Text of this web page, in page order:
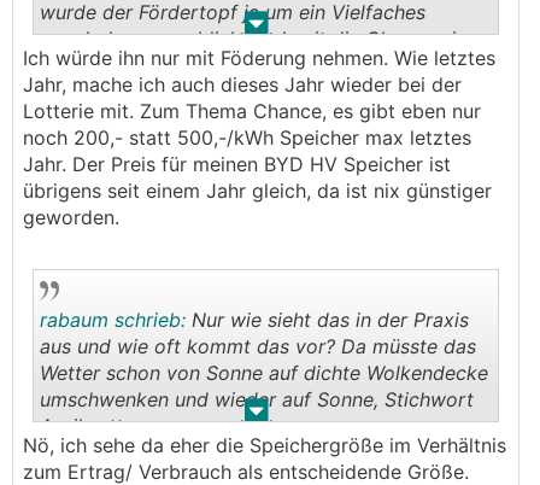
. .
wurde der Fördertopf ja um ein Vielfaches
angehoben, angeblich ist damit die Chance eine
Speicher-Förderung zu bekommen viel größer.
Ich würde ihn nur mit Föderung nehmen. Wie letztes
Jahr, mache ich auch dieses Jahr wieder bei der
Lotterie mit. Zum Thema Chance, es gibt eben nur
noch 200,- statt 500,-/kWh Speicher max letztes
Jahr. Der Preis für meinen BYD HV Speicher ist
übrigens seit einem Jahr gleich, da ist nix günstiger
geworden.
. .
rabaum schrieb: Nur wie sieht das in der Praxis
aus und wie oft kommt das vor? Da müsste das
Wetter schon von Sonne auf dichte Wolkendecke
umschwenken und wieder auf Sonne, Stichwort
Aprilwetter.
Nö, ich sehe da eher die Speichergröße im Verhältnis
zum Ertrag/ Verbrauch als entscheidende Größe.